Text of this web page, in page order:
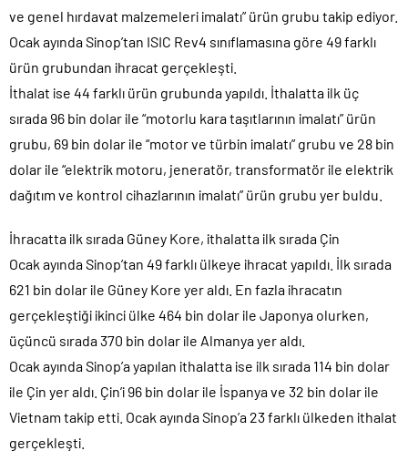
ve genel hırdavat malzemeleri imalatı” ürün grubu takip ediyor.
Ocak ayında Sinop’tan ISIC Rev4 sınıflamasına göre 49 farklı
ürün grubundan ihracat gerçekleşti.
İthalat ise 44 farklı ürün grubunda yapıldı. İthalatta ilk üç
sırada 96 bin dolar ile “motorlu kara taşıtlarının imalatı” ürün
grubu, 69 bin dolar ile “motor ve türbin imalatı” grubu ve 28 bin
dolar ile “elektrik motoru, jeneratör, transformatör ile elektrik
dağıtım ve kontrol cihazlarının imalatı” ürün grubu yer buldu.
İhracatta ilk sırada Güney Kore, ithalatta ilk sırada Çin
Ocak ayında Sinop’tan 49 farklı ülkeye ihracat yapıldı. İlk sırada
621 bin dolar ile Güney Kore yer aldı. En fazla ihracatın
gerçekleştiği ikinci ülke 464 bin dolar ile Japonya olurken,
üçüncü sırada 370 bin dolar ile Almanya yer aldı.
Ocak ayında Sinop’a yapılan ithalatta ise ilk sırada 114 bin dolar
ile Çin yer aldı. Çin’i 96 bin dolar ile İspanya ve 32 bin dolar ile
Vietnam takip etti. Ocak ayında Sinop’a 23 farklı ülkeden ithalat
gerçekleşti.